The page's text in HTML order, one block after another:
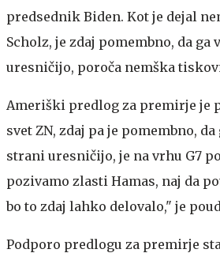
predsednik Biden. Kot je dejal
Scholz, je zdaj pomembno, da ga
uresničijo, poroča nemška
Ameriški predlog za premirje je
svet ZN, zdaj pa je pomembno,
strani uresničijo, je na vrhu G7
pozivamo zlasti Hamas, naj da
bo to zdaj lahko delovalo," je
Podporo predlogu za premirje